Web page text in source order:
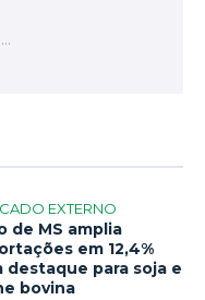
EXTERNO
de MS amplia
em 12,4%
destaque para soja e
bovina